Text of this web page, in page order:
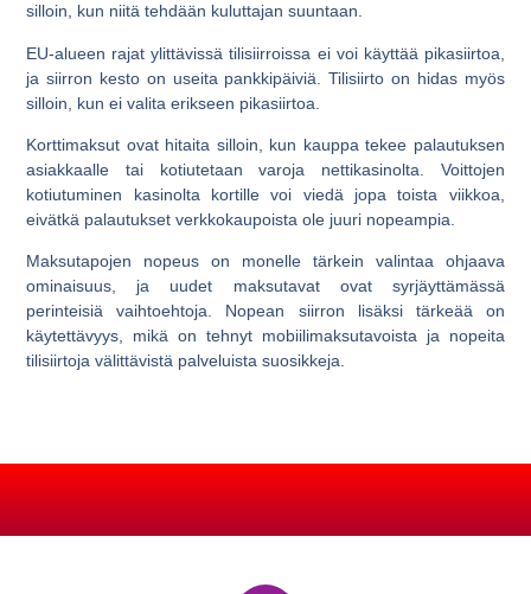
silloin, kun niitä tehdään kuluttajan suuntaan.
EU-alueen rajat ylittävissä tilisiirroissa ei voi käyttää pikasiirtoa,
ja siirron kesto on useita pankkipäiviä. Tilisiirto on hidas myös
silloin, kun ei valita erikseen pikasiirtoa.
Korttimaksut ovat hitaita silloin, kun kauppa tekee palautuksen
asiakkaalle tai kotiutetaan varoja nettikasinolta. Voittojen
kotiutuminen kasinolta kortille voi viedä jopa toista viikkoa,
eivätkä palautukset verkkokaupoista ole juuri nopeampia.
Maksutapojen nopeus on monelle tärkein valintaa ohjaava
ominaisuus, ja uudet maksutavat ovat syrjäyttämässä
perinteisiä vaihtoehtoja. Nopean siirron lisäksi tärkeää on
käytettävyys, mikä on tehnyt mobiilimaksutavoista ja nopeita
tilisiirtoja välittävistä palveluista suosikkeja.